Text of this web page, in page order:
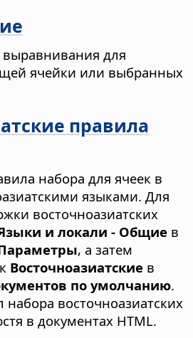
для
ячейки или выбранных
правила
набора для ячеек в
языками. Для
восточноазиатских
и локали - Общие в
, а затем
Восточноазиатские в
по умолчанию.
восточноазиатских
в документах HTML.